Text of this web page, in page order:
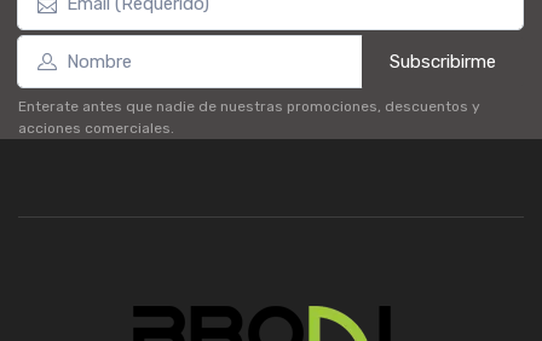
Subscribirme
Enterate antes que nadie de nuestras promociones, descuentos y
acciones comerciales.